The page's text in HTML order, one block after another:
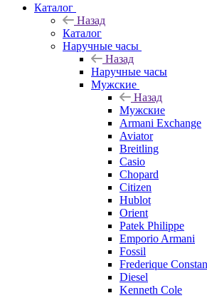
Каталог
Назад
Каталог
Наручные часы
Назад
Наручные часы
Мужские
Назад
Мужские
Armani Exchange
Aviator
Breitling
Casio
Chopard
Citizen
Hublot
Orient
Patek Philippe
Emporio Armani
Fossil
Frederique
Diesel
Kenneth Cole